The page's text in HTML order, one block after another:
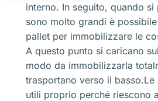
interno. In seguito, quando
sono molto grandi è
pallet per immobilizzare le
A questo punto si caricano
modo da immobilizzarla
trasportano verso il basso.Le
utili proprio perché riescono